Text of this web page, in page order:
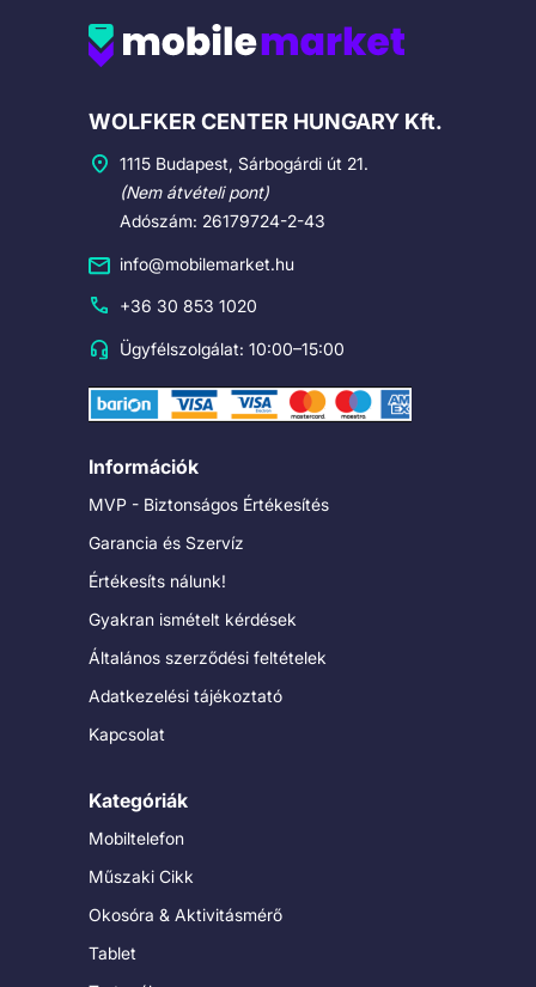
Cégadatok
WOLFKER CENTER HUNGARY Kft.
1115 Budapest, Sárbogárdi út 21.
(Nem átvételi pont)
Adószám: 26179724-2-43
info@mobilemarket.hu
+36 30 853 1020
Ügyfélszolgálat: 10:00–15:00
Információk
MVP - Biztonságos Értékesítés
Garancia és Szervíz
Értékesíts nálunk!
Gyakran ismételt kérdések
Általános szerződési feltételek
Adatkezelési tájékoztató
Kapcsolat
Kategóriák
Mobiltelefon
Műszaki Cikk
Okosóra & Aktivitásmérő
Tablet